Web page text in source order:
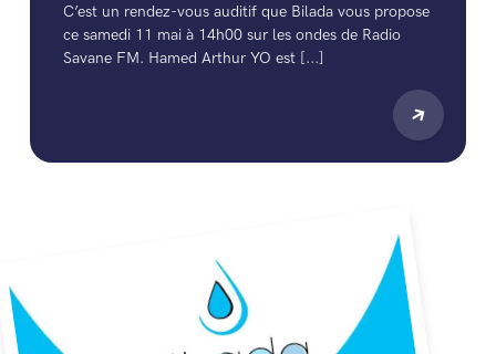
C’est un rendez-vous auditif que Bilada vous propose
ce samedi 11 mai à 14h00 sur les ondes de Radio
Savane FM. Hamed Arthur YO est [...]